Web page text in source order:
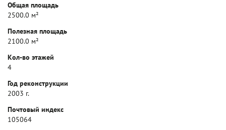
Общая площадь
2500.0 м²
Полезная площадь
2100.0 м²
Кол-во этажей
4
Год реконструкции
2003 г.
Почтовый индекс
105064